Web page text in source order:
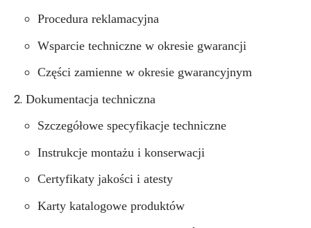
Procedura reklamacyjna
Wsparcie techniczne w okresie gwarancji
Części zamienne w okresie gwarancyjnym
Dokumentacja techniczna
Szczegółowe specyfikacje techniczne
Instrukcje montażu i konserwacji
Certyfikaty jakości i atesty
Karty katalogowe produktów